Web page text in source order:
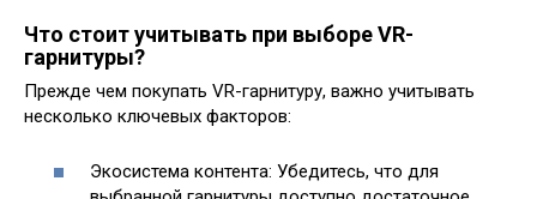
Что стоит учитывать при выборе VR-
гарнитуры?
Прежде чем покупать VR-гарнитуру, важно учитывать
несколько ключевых факторов:
Экосистема контента: Убедитесь, что для